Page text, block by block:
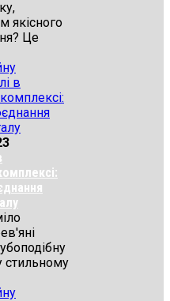
якісного
Це
стильному